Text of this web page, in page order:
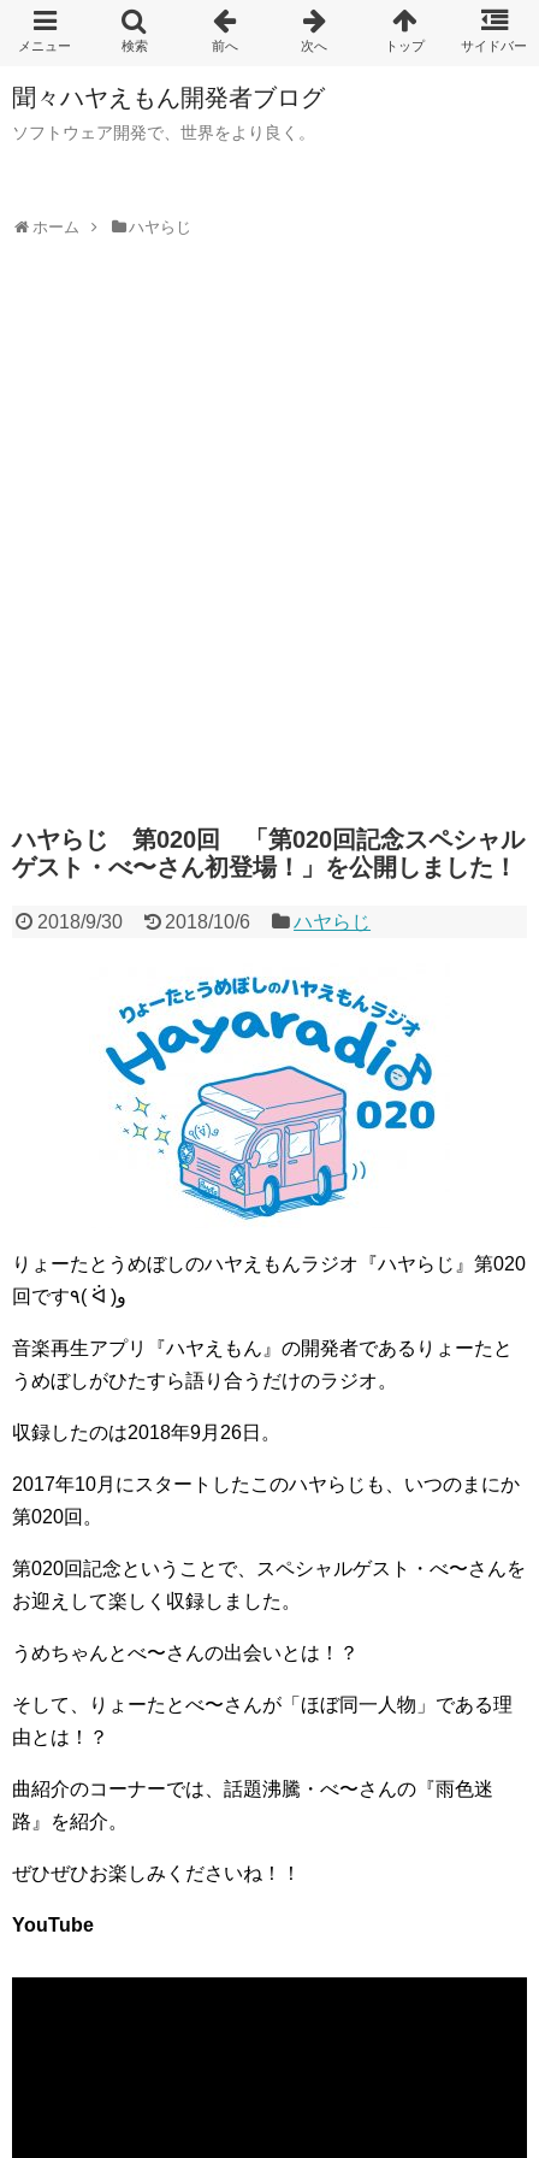
聞々ハヤえもん開発者ブログ
ソフトウェア開発で、世界をより良く。
ホーム ハヤらじ
ハヤらじ 第020回 「第020回記念スペシャル
ゲスト・べ〜さん初登場！」を公開しました！
2018/9/30 2018/10/6 ハヤらじ
りょーたとうめぼしのハヤえもんラジオ『ハヤらじ』第020
回です٩( ᐛ )و
‎音楽再生アプリ『ハヤえもん』の開発者であるりょーたと
うめぼしがひたすら語り合うだけのラジオ。
‎収録したのは2018年9月26日。
‎2017年10月にスタートしたこのハヤらじも、いつのまにか
第020回。
‎第020回記念ということで、スペシャルゲスト・べ〜さんを
お迎えして楽しく収録しました。
‎うめちゃんとべ〜さんの出会いとは！？
‎そして、りょーたとべ〜さんが「ほぼ同一人物」である理
由とは！？
‎曲紹介のコーナーでは、話題沸騰・べ〜さんの『雨色迷
路』を紹介。
‎ぜひぜひお楽しみくださいね！！
YouTube